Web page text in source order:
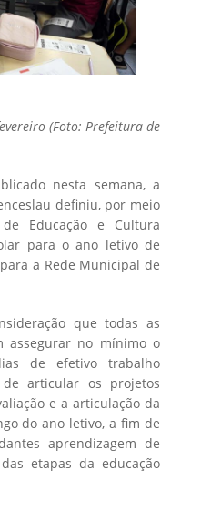
(Foto: Prefeitura de
nesta semana, a
definiu, por meio
Educação e Cultura
para o ano letivo de
a Rede Municipal de
que todas as
assegurar no mínimo o
de efetivo trabalho
articular os projetos
e a articulação da
do ano letivo, a fim de
aprendizagem de
etapas da educação